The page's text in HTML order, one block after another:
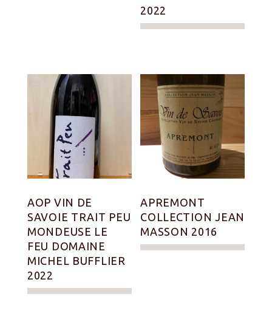
2022
AOP VIN DE
SAVOIE TRAIT PEU
MONDEUSE LE
FEU DOMAINE
MICHEL BUFFLIER
2022
APREMONT
COLLECTION JEAN
MASSON 2016